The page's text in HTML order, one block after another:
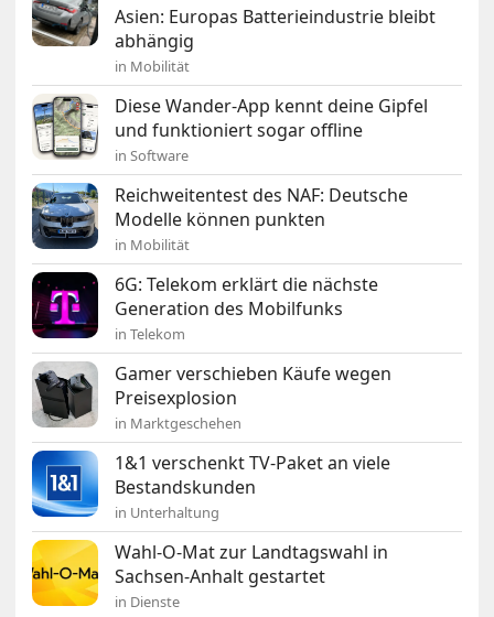
Asien: Europas Batterieindustrie bleibt
abhängig
in Mobilität
Diese Wander-App kennt deine Gipfel
und funktioniert sogar offline
in Software
Reichweitentest des NAF: Deutsche
Modelle können punkten
in Mobilität
6G: Telekom erklärt die nächste
Generation des Mobilfunks
in Telekom
Gamer verschieben Käufe wegen
Preisexplosion
in Marktgeschehen
1&1 verschenkt TV-Paket an viele
Bestandskunden
in Unterhaltung
Wahl-O-Mat zur Landtagswahl in
Sachsen-Anhalt gestartet
in Dienste